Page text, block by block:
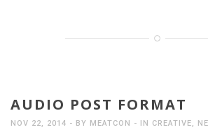
AUDIO POST FORMAT
NOV 22, 2014 BY MEATCON IN CREATIVE,